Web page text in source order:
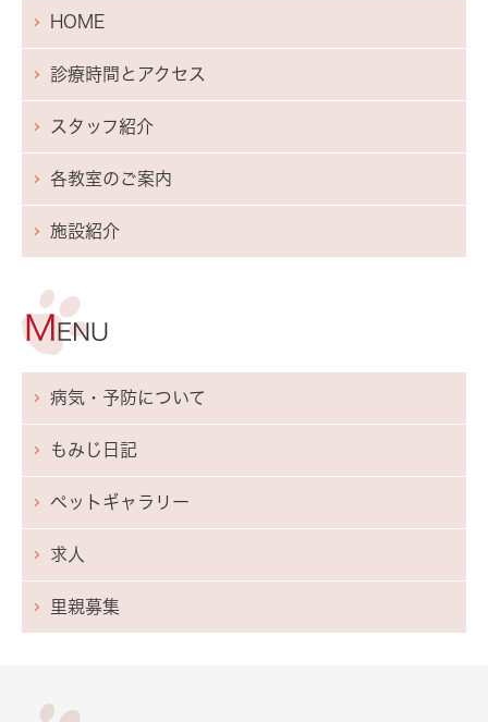
HOME
診療時間とアクセス
スタッフ紹介
各教室のご案内
施設紹介
病気・予防について
もみじ日記
ペットギャラリー
求人
里親募集